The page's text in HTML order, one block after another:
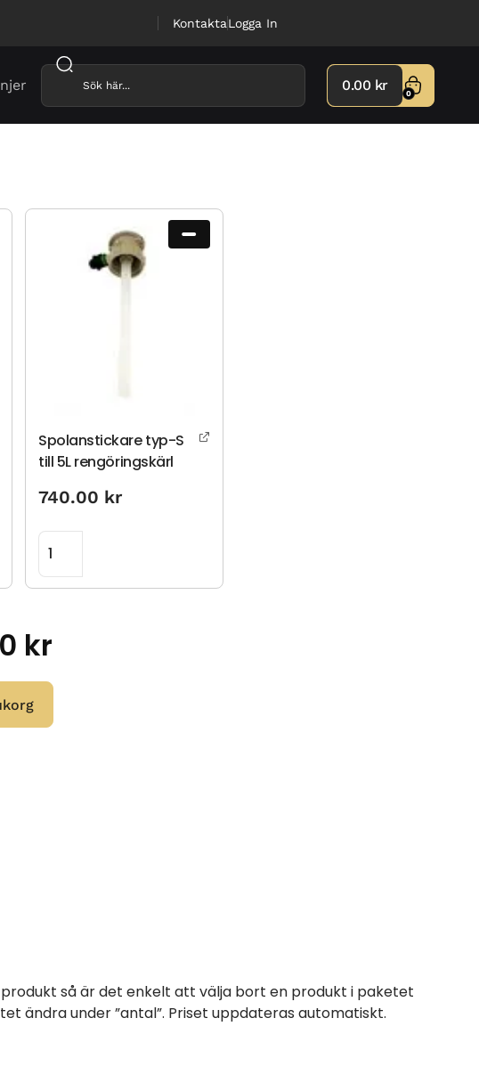
KontaktaLogga In
0.00 kr 0
Spolanstickare typ-S
till 5L rengöringskärl
740.00 kr
kr
så är det enkelt att välja bort en produkt i paketet
ändra under ”antal”. Priset uppdateras automatiskt.